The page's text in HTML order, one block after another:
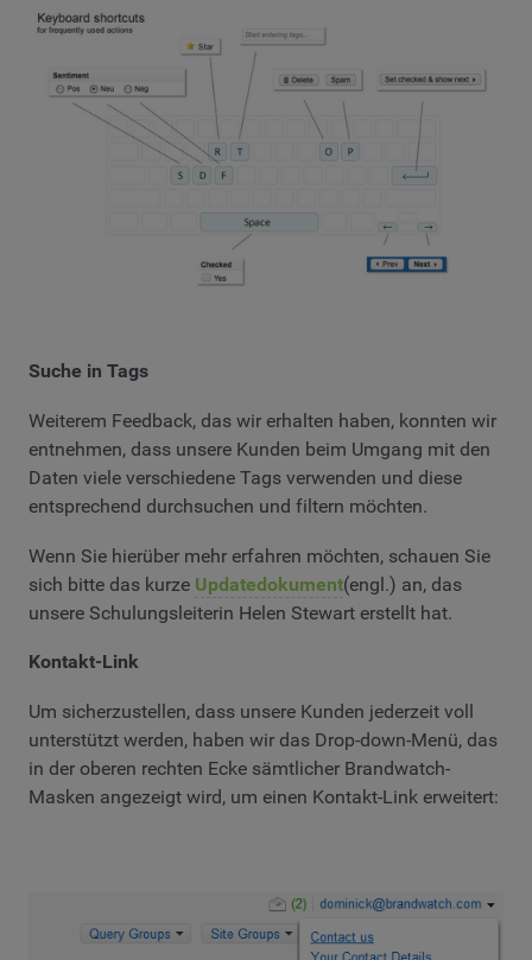
Suche in Tags
Weiterem Feedback, das wir erhalten haben, konnten wir
entnehmen, dass unsere Kunden beim Umgang mit den
Daten viele verschiedene Tags verwenden und diese
entsprechend durchsuchen und filtern möchten.
Wenn Sie hierüber mehr erfahren möchten, schauen Sie
sich bitte das kurze Updatedokument(engl.) an, das
unsere Schulungsleiterin Helen Stewart erstellt hat.
Kontakt-Link
Um sicherzustellen, dass unsere Kunden jederzeit voll
unterstützt werden, haben wir das Drop-down-Menü, das
in der oberen rechten Ecke sämtlicher Brandwatch-
Masken angezeigt wird, um einen Kontakt-Link erweitert: